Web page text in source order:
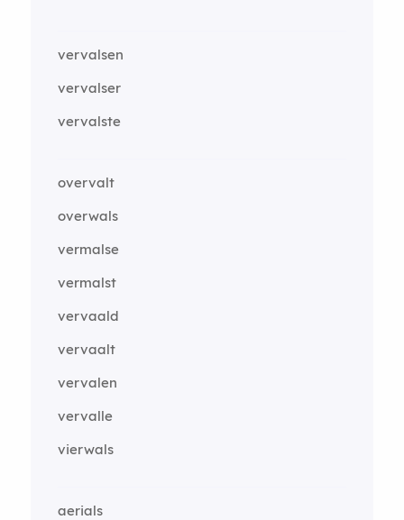
vervalsen
vervalser
vervalste
overvalt
overwals
vermalse
vermalst
vervaald
vervaalt
vervalen
vervalle
vierwals
aerials